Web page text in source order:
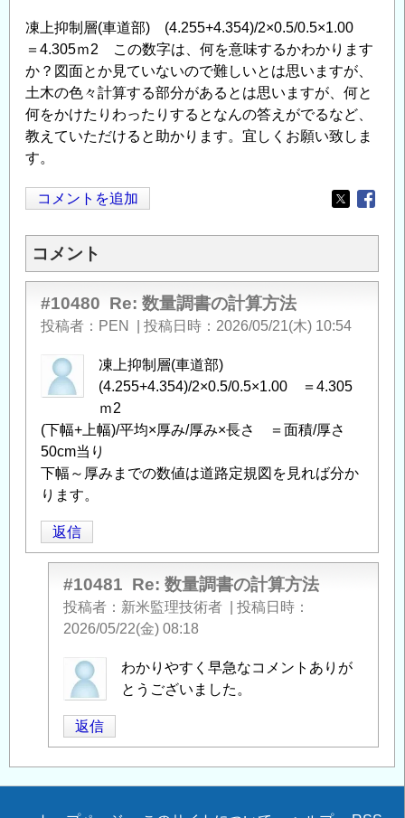
凍上抑制層(車道部) (4.255+4.354)/2×0.5/0.5×1.00
＝4.305ｍ2 この数字は、何を意味するかわかります
か？図面とか見ていないので難しいとは思いますが、
土木の色々計算する部分があるとは思いますが、何と
何をかけたりわったりするとなんの答えがでるなど、
教えていただけると助かります。宜しくお願い致しま
す。
コメントを追加
Opens in
コメント
#10480 Re: 数量調書の計算方法
投稿者 PEN 投稿日時 2026/05/21(木) 10:54
凍上抑制層(車道部)
(4.255+4.354)/2×0.5/0.5×1.00 ＝4.305
ｍ2
(下幅+上幅)/平均×厚み/厚み×長さ ＝面積/厚さ
50cm当り
下幅～厚みまでの数値は道路定規図を見れば分か
ります。
返信
#10481 Re: 数量調書の計算方法
投稿者 新米監理技術者
投稿日時
2026/05/22(金) 08:18
匿
名
稿
わかりやすく早急なコメントありが
とうございました。
返信